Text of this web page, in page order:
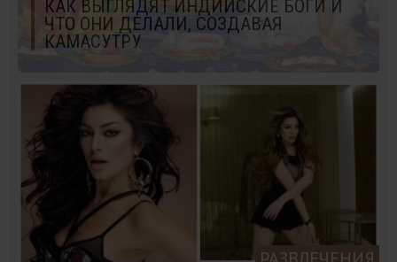
КАК ВЫГЛЯДЯТ ИНДИЙСКИЕ БОГИ И
ЧТО ОНИ ДЕЛАЛИ, СОЗДАВАЯ
КАМАСУТРУ